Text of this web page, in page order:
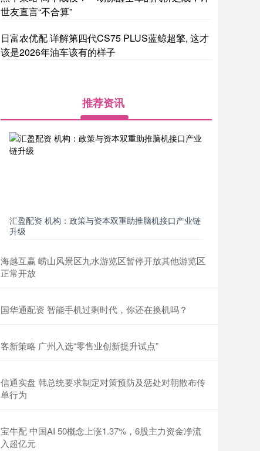
世友直言“不合算”
日富农优配 详解第四代CS75 PLUS蓝鲸超擎, 这才
该是2026年油车该有的样子
推荐资讯
汇盈配资 机构：政策与资本双重助推脑机接口产业链
升级
海越互赢 崂山风景区九水游览区暂停开放其他游览区
正常开放
国华通配资 智能手机过剩时代，你还在换机吗？
客新策略 广州入选“零售业创新提升试点”
信通实盘 韩总统要求制定对策预防及惩处对朝散布传
单行为
宝牛配 中国AI 50概念上涨1.37%，6股主力资金净流
入超亿元